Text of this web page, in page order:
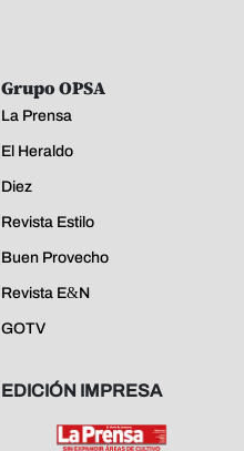
Grupo OPSA
La Prensa
El Heraldo
Diez
Revista Estilo
Buen Provecho
Revista E&N
GOTV
EDICIÓN IMPRESA